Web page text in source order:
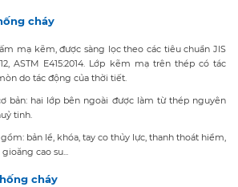
cháy
mạ kẽm, được sàng lọc theo các tiêu chuẩn JIS
ASTM E415:2014. Lớp kẽm mạ trên thép có tác
do tác động của thời tiết.
bản: hai lớp bên ngoài được làm từ thép nguyên
tinh.
bản lề, khóa, tay co thủy lực, thanh thoát hiểm,
cao su...
cháy